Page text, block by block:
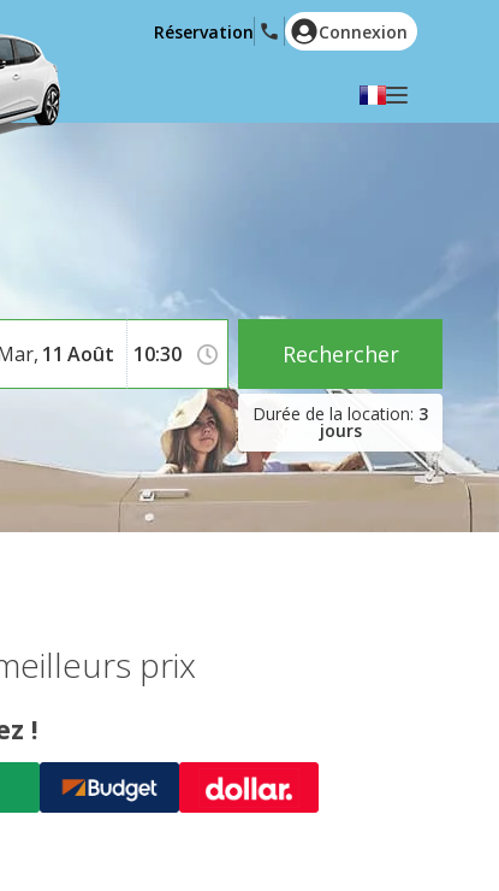
English (US)
Polski
Română
Ελληνικά
Hrvatski
العربية
Réservation Connexion
3
jours
11 Août Rechercher
prix
!